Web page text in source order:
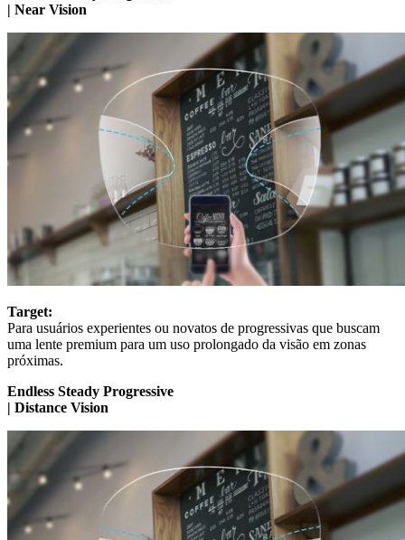
| Near Vision
Target:
Para usuários experientes ou novatos de progressivas que buscam
uma lente premium para um uso prolongado da visão em zonas
próximas.
Endless Steady Progressive
| Distance Vision